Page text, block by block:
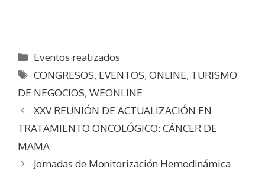
Categorías
Eventos realizados
Etiquetas
CONGRESOS, EVENTOS,ONLINE, TURISMO
DE NEGOCIOS, WEONLINE
XXV REUNIÓN DE ACTUALIZACIÓN EN
TRATAMIENTO ONCOLÓGICO: CÁNCER DE
MAMA
Jornadas de Monitorización Hemodinámica